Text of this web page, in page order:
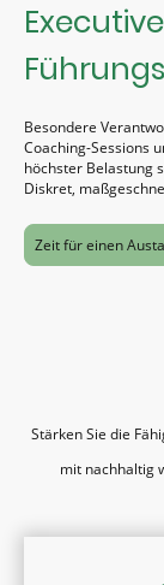
Besondere
Coaching-Sessions
höchster Belastung
Diskret,
Zeit für einen
Stärken Sie die
mit nachhaltig